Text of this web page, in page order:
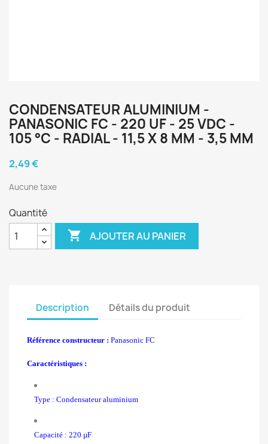
CONDENSATEUR ALUMINIUM -
PANASONIC FC - 220 UF - 25 VDC -
105 °C - RADIAL - 11,5 X 8 MM - 3,5 MM
2,49 €
Aucune taxe
Quantité
 AJOUTER AU PANIER
Description Détails du produit
Référence constructeur : Panasonic FC
Caractéristiques :
Type : Condensateur aluminium
Capacité : 220 µF